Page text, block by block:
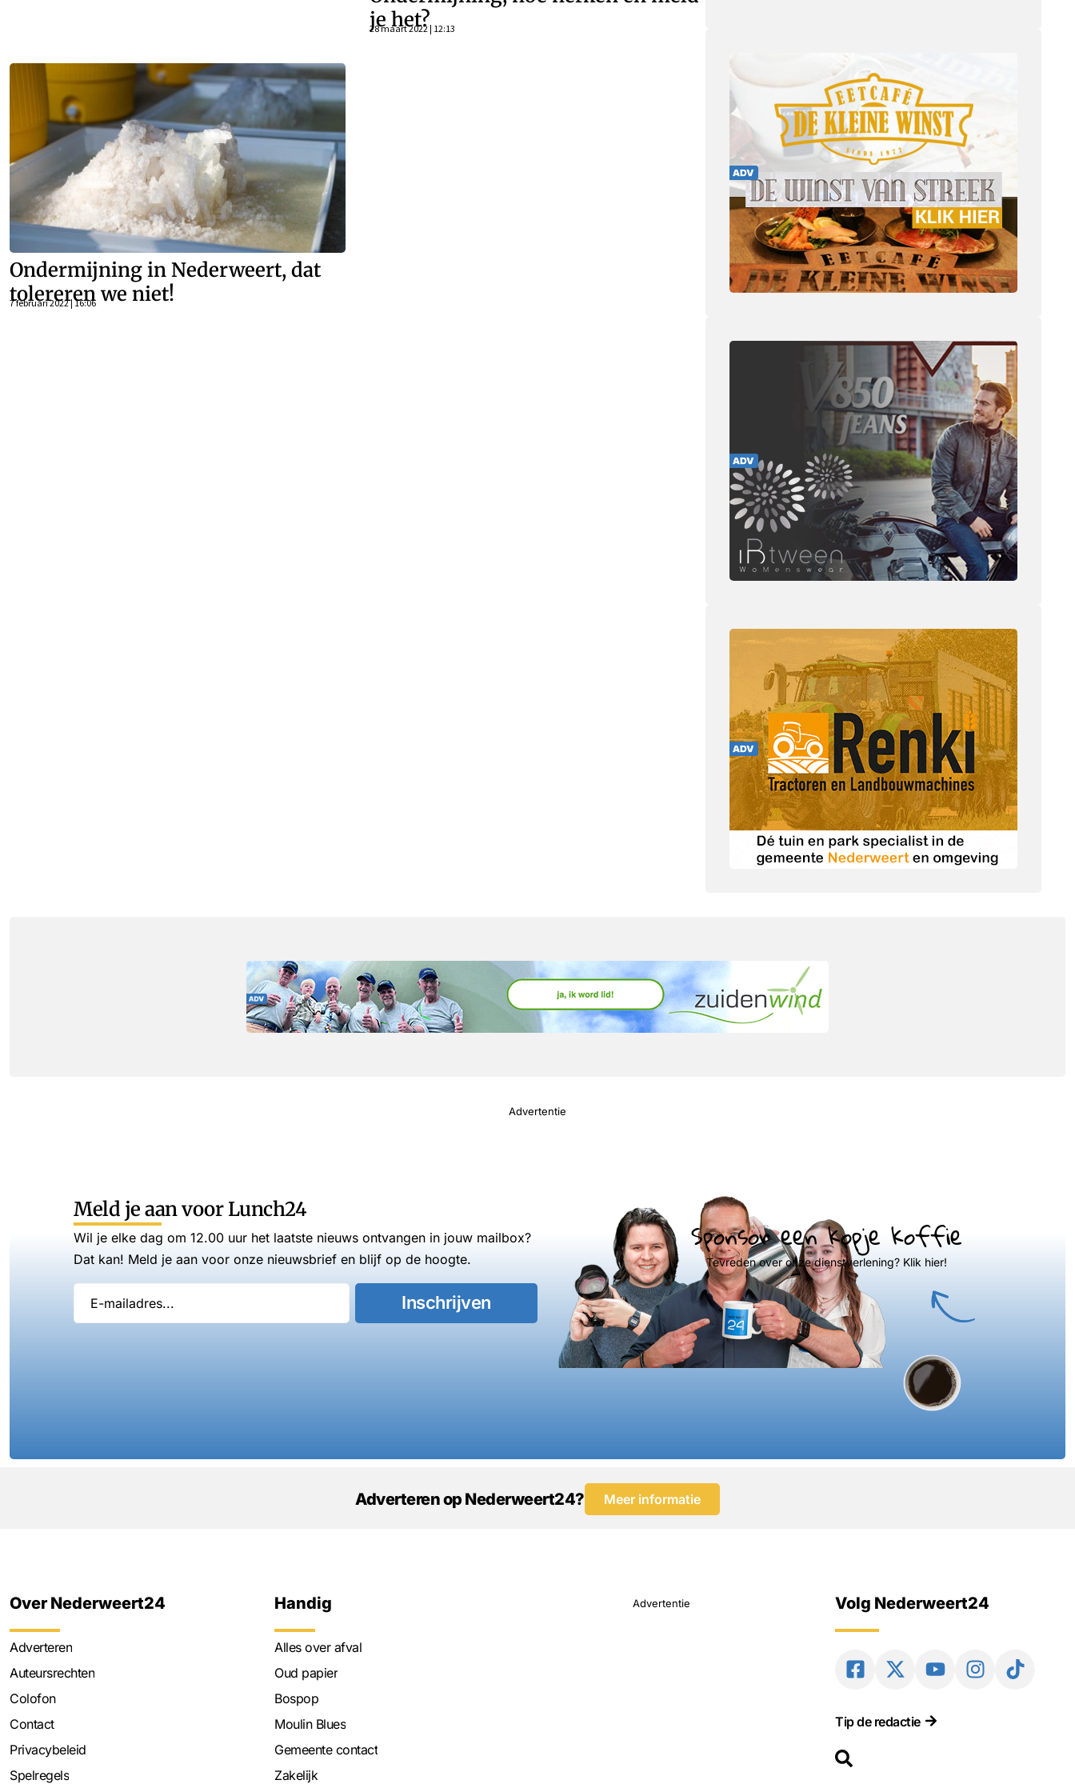
je het?
28 maart 2022 | 12:13
Ondermijning in Nederweert, dat
tolereren we niet!
7 februari 2022 | 16:06
Advertentie
Meld je aan voor Lunch24
Wil je elke dag om 12.00 uur het laatste nieuws ontvangen in jouw mailbox?
Dat kan! Meld je aan voor onze nieuwsbrief en blijf op de hoogte.
Inschrijven
Sponsor een kopje koffie
Tevreden over onze dienstverlening? Klik hier!
Adverteren op Nederweert24? Meer informatie
Over Nederweert24
Adverteren
Auteursrechten
Colofon
Contact
Privacybeleid
Spelregels
Handig
Alles over afval
Oud papier
Bospop
Moulin Blues
Gemeente contact
Zakelijk
Advertentie Volg Nederweert24
Tip de redactie